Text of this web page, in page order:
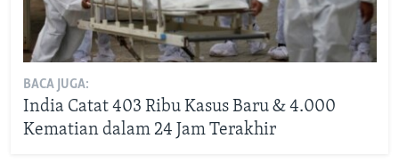
BACA JUGA:
India Catat 403 Ribu Kasus Baru & 4.000
Kematian dalam 24 Jam Terakhir